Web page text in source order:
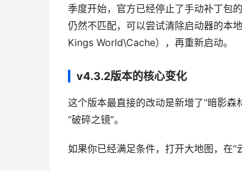
季度开始，官方已经停止了手动补丁包
仍然不匹配，可以尝试清除启动器的
Kings World\Cache），再重新启动。
v4.3.2版本的核心变化
这个版本最直接的改动是新增了“暗影
“破碎之镜”。
如果你已经满足条件，打开大地图，在“